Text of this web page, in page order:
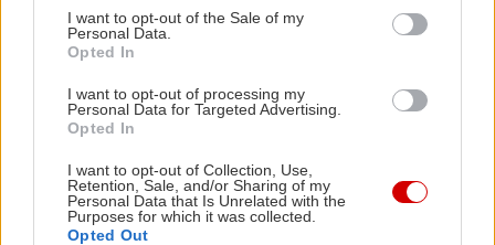
consent section.
I want to opt-out of the Sale of my
Personal Data.
Opted In
I want to opt-out of processing my
Personal Data for Targeted Advertising.
Opted In
I want to opt-out of Collection, Use,
Retention, Sale, and/or Sharing of my
Personal Data that Is Unrelated with the
Purposes for which it was collected.
Opted Out